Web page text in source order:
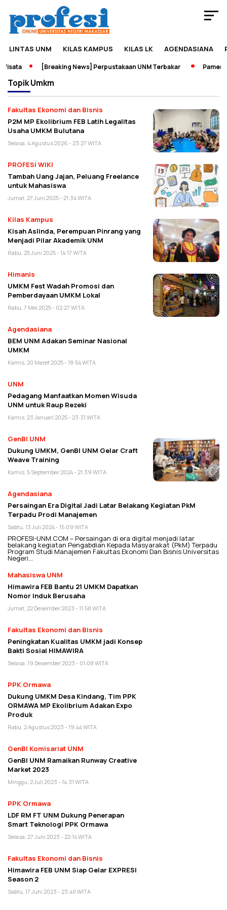
LINTAS UNM KILAS KAMPUS KILAS LK AGENDASIANA
[Breaking News] Perpustakaan UNM Terbakar Pameran
TopikUmkm
Fakultas Ekonomi dan Bisnis
P2M MP Ekolibrium FEB Latih Legalitas
Usaha UMKM Bulutana
Selasa, 4 Agustus 2026 - 23:27 WITA
PROFESI WIKI
Tambah Uang Jajan, Peluang Freelance
untuk Mahasiswa
Jumat, 27 Juni 2025 - 21:34 WITA
Kilas Kampus
Kisah Aslinda, Perempuan Pinrang yang
Menjadi Pilar Akademik UNM
Rabu, 25 Juni 2025 - 14:17 WITA
Himanis
UMKM Fest Wadah Promosi dan
Pemberdayaan UMKM Lokal
Rabu, 7 Mei 2025 - 02:27 WITA
Agendasiana
BEM UNM Adakan Seminar Nasional
UMKM
Kamis, 20 Maret 2025 - 18:54 WITA
UNM
Pedagang Manfaatkan Momen Wisuda
UNM untuk Raup Rezeki
Kamis, 23 Januari 2025 - 23:31 WITA
GenBI UNM
Dukung UMKM, GenBI UNM Gelar Craft
Weave Training
Kamis, 5 September 2024 - 21:39 WITA
Agendasiana
Persaingan Era Digital Jadi Latar Belakang Kegiatan PkM
Terpadu Prodi Manajemen
Sabtu, 13 Juli 2024 - 15:09 WITA
PROFESI-UNM.COM – Persaingan di era digital menjadi latar
belakang kegiatan Pengabdian Kepada Masyarakat (PkM) Terpadu
Program Studi Manajemen Fakultas Ekonomi Dan Bisnis Universitas
Negeri…
Mahasiswa UNM
Himawira FEB Bantu 21 UMKM Dapatkan
Nomor Induk Berusaha
Jumat, 22 Desember 2023 - 11:58 WITA
Fakultas Ekonomi dan Bisnis
Peningkatan Kualitas UMKM jadi Konsep
Bakti Sosial HIMAWIRA
Selasa, 19 Desember 2023 - 01:08 WITA
PPK Ormawa
Dukung UMKM Desa Kindang, Tim PPK
ORMAWA MP Ekolibrium Adakan Expo
Produk
Rabu, 2 Agustus 2023 - 19:44 WITA
GenBI Komisariat UNM
GenBI UNM Ramaikan Runway Creative
Market 2023
Minggu, 2 Juli 2023 - 14:31 WITA
PPK Ormawa
LDF RM FT UNM Dukung Penerapan
Smart Teknologi PPK Ormawa
Selasa, 27 Juni 2023 - 22:14 WITA
Fakultas Ekonomi dan Bisnis
Himawira FEB UNM Siap Gelar EXPRESI
Season 2
Sabtu, 17 Juni 2023 - 23:40 WITA